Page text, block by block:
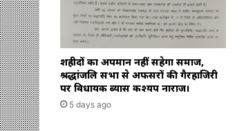
शहीदों का अपमान नहीं सहेगा समाज,
श्रद्धांजलि सभा से अफसरों की गैरहाजिरी
पर विधायक ब्यास कश्यप नाराज।
5 days ago